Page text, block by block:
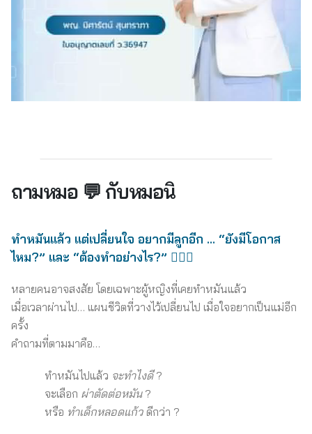
ถามหมอ 💬 กับหมอนิ
ทำหมันแล้ว แต่เปลี่ยนใจ อยากมีลูกอีก … “ยังมีโอกาส
ไหม?” และ “ต้องทำอย่างไร?” 👩🏻‍⚕️
หลายคนอาจสงสัย โดยเฉพาะผู้หญิงที่เคยทำหมันแล้ว
เมื่อเวลาผ่านไป… แผนชีวิตที่วางไว้เปลี่ยนไป เมื่อใจอยากเป็นแม่อีก
ครั้ง
คำถามที่ตามมาคือ…
ทำหมันไปแล้ว จะทำไงดี?
จะเลือก ผ่าตัดต่อหมัน?
หรือ ทำเด็กหลอดแก้ว ดีกว่า ?